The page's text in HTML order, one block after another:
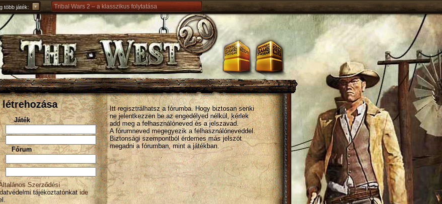
több játék: Tribal Wars 2 – a klasszikus folytatása
Forge of Empires – Korokon átívelő stratégiai játék
Grepolis – Építs birodalmat az ókori Görögországban
Játék
Fórum
Szerződési
tájékoztatónkatide
Itt regisztrálhatsz a fórumba. Hogy biztosan senki
ne jelentkezzen be az engedélyed nélkül, kérlek
add meg a felhasználóneved és a jelszavad.
A fórumneved megegyezik a felhasználóneveddel.
Biztonsági szempontból érdemes más jelszót
megadni a fórumban, mint a játékban.